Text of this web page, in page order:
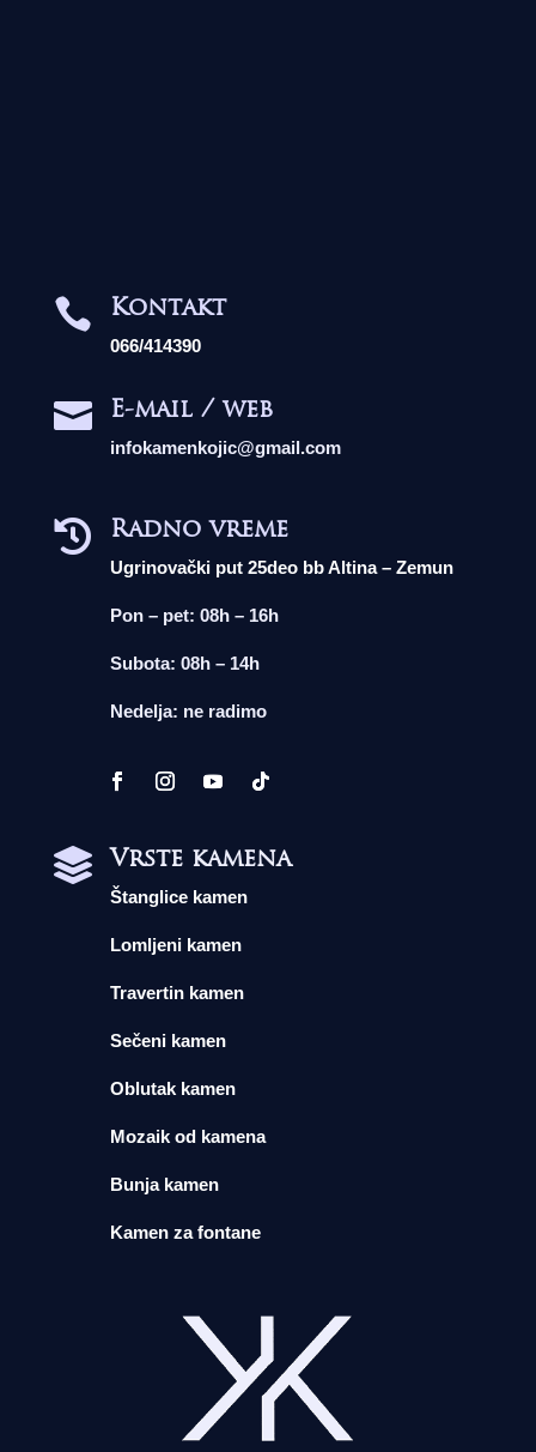
 Kontakt
066/414390
 E-mail / web
infokamenkojic@gmail.com
 Radno vreme
Ugrinovački put 25deo bb Altina – Zemun
Pon – pet: 08h – 16h
Subota: 08h – 14h
Nedelja: ne radimo
 Vrste kamena
Štanglice kamen
Lomljeni kamen
Travertin kamen
Sečeni kamen
Oblutak kamen
Mozaik od kamena
Bunja kamen
Kamen za fontane